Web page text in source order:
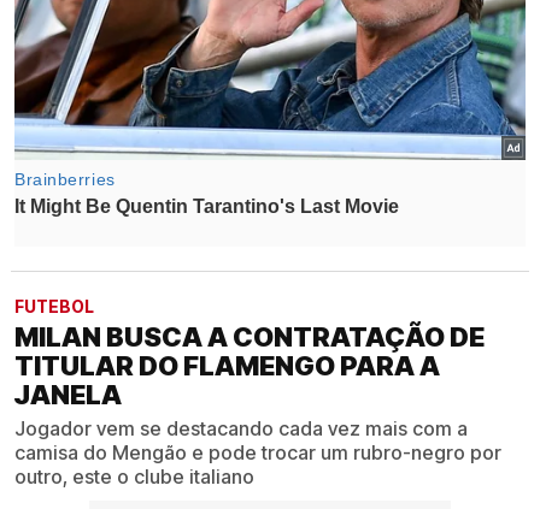
FUTEBOL
MILAN BUSCA A CONTRATAÇÃO DE
TITULAR DO FLAMENGO PARA A
JANELA
Jogador vem se destacando cada vez mais com a
camisa do Mengão e pode trocar um rubro-negro por
outro, este o clube italiano